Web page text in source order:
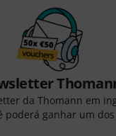
da Thomann em
poderá ganhar um dos